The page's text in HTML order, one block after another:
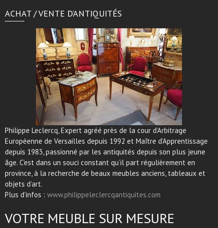
ACHAT / VENTE D’ANTIQUITÉS
Philippe Leclercq, Expert agréé près de la cour d’Arbitrage
Européenne de Versailles depuis 1992 et Maître d’Apprentissage
depuis 1983, passionné par les antiquités depuis son plus jeune
âge. C’est dans un souci constant qu’il part régulièrement en
province, à la recherche de beaux meubles anciens, tableaux et
objets d’art.
Plus d'infos : www.philippeleclercqantiquites.com
VOTRE MEUBLE SUR MESURE